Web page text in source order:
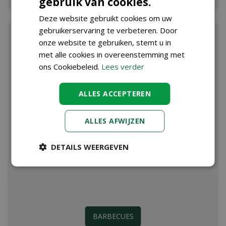
BARBECUES
Deze website gebruikt cookies om uw
gebruikerservaring te verbeteren. Door
onze website te gebruiken, stemt u in
met alle cookies in overeenstemming met
ons Cookiebeleid. Lees verder
ALLES ACCEPTEREN
ALLES AFWIJZEN
DETAILS WEERGEVEN